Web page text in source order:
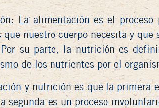
: La alimentación es el proceso
nuestro cuerpo necesita y
su parte, la nutrición es
de los nutrientes por el
y nutrición es que la primera
segunda es un proceso